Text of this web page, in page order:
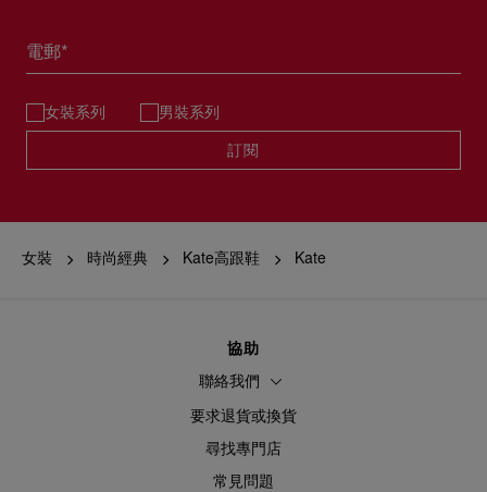
電郵*
女裝系列 男裝系列
訂閱
女裝 時尚經典 Kate高跟鞋 Kate
協助
聯絡我們
要求退貨或換貨
尋找專門店
常見問題